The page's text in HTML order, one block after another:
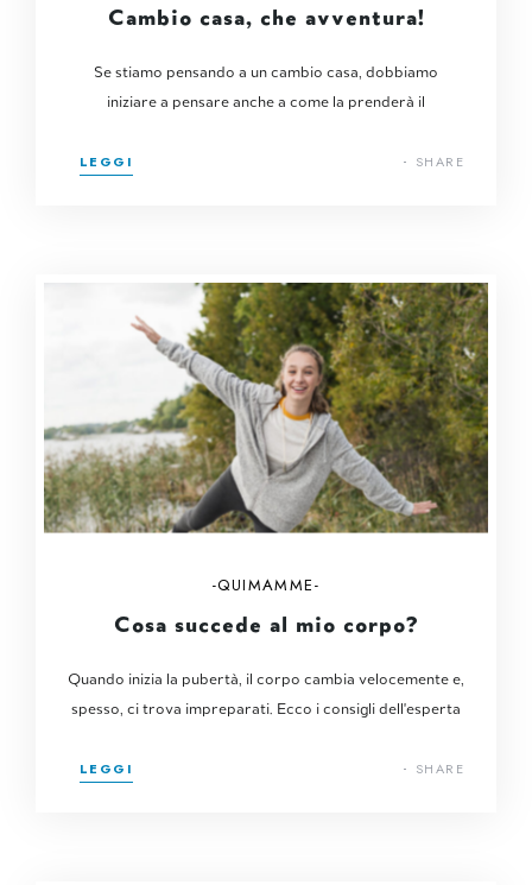
Cambio casa, che avventura!
Se stiamo pensando a un cambio casa, dobbiamo
iniziare a pensare anche a come la prenderà il
LEGGI SHARE
QUIMAMME
Cosa succede al mio corpo?
Quando inizia la pubertà, il corpo cambia velocemente e,
spesso, ci trova impreparati. Ecco i consigli dell'esperta
LEGGI SHARE